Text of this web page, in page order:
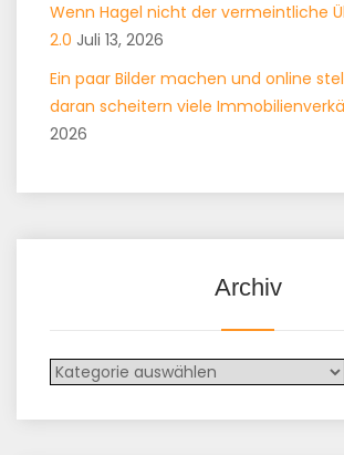
Wenn Hagel nicht der vermeintliche
2.0 Juli 13, 2026
Ein paar Bilder machen und online
daran scheitern viele
2026
Archiv
Archiv